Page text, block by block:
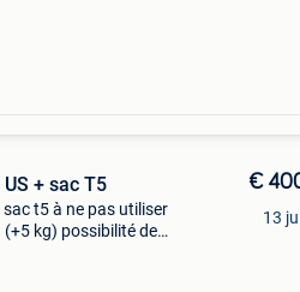
+ sac T5
t5 à ne pas utiliser
kg) possibilité de
€
13